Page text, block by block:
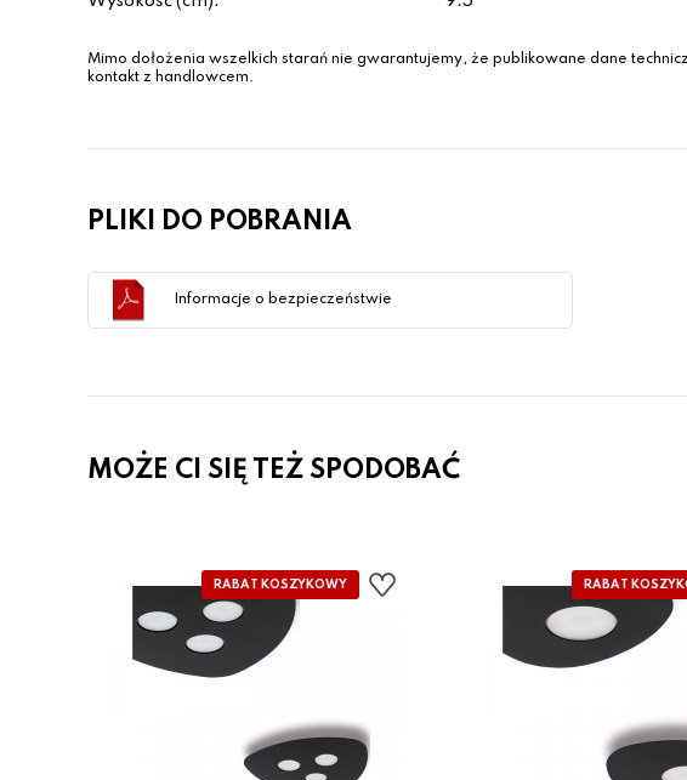
Mimo dołożenia wszelkich starań nie gwarantujemy, że publikowane dane
kontakt z handlowcem.
PLIKI DO POBRANIA
Informacje o bezpieczeństwie
MOŻE CI SIĘ TEŻ SPODOBAĆ